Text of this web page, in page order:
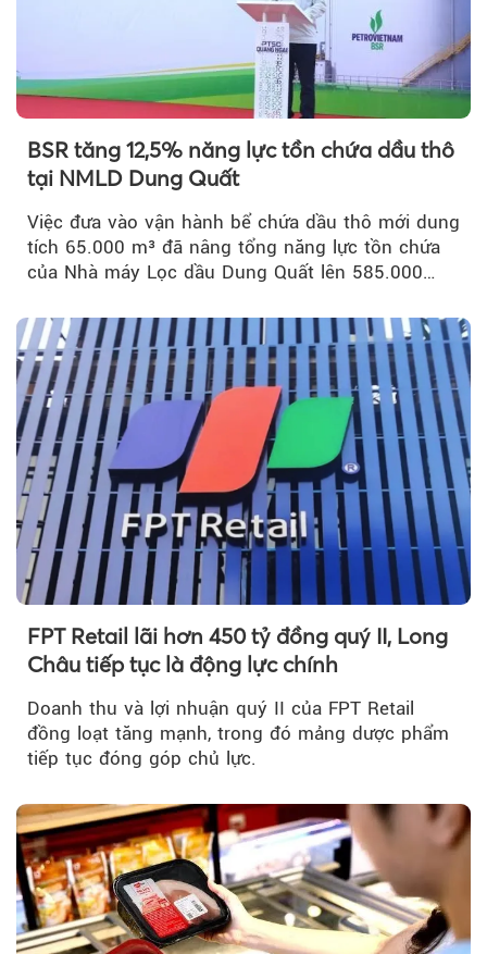
BSR tăng 12,5% năng lực tồn chứa dầu thô
tại NMLD Dung Quất
Việc đưa vào vận hành bể chứa dầu thô mới dung
tích 65.000 m³ đã nâng tổng năng lực tồn chứa
của Nhà máy Lọc dầu Dung Quất lên 585.000
FPT Retail lãi hơn 450 tỷ đồng quý II, Long
Châu tiếp tục là động lực chính
Doanh thu và lợi nhuận quý II của FPT Retail
đồng loạt tăng mạnh, trong đó mảng dược phẩm
tiếp tục đóng góp chủ lực.